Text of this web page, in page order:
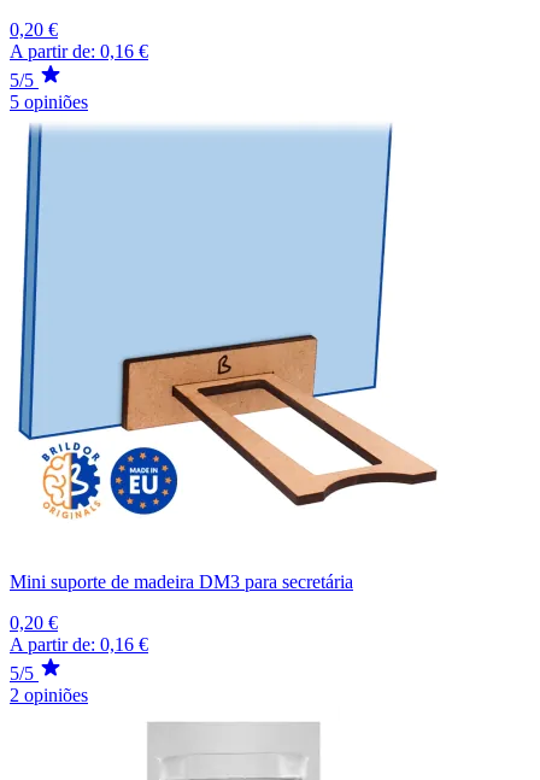
0,20 €
A partir de: 0,16 €
5/5
5 opiniões
Mini suporte de madeira DM3 para secretária
0,20 €
A partir de: 0,16 €
5/5
2 opiniões